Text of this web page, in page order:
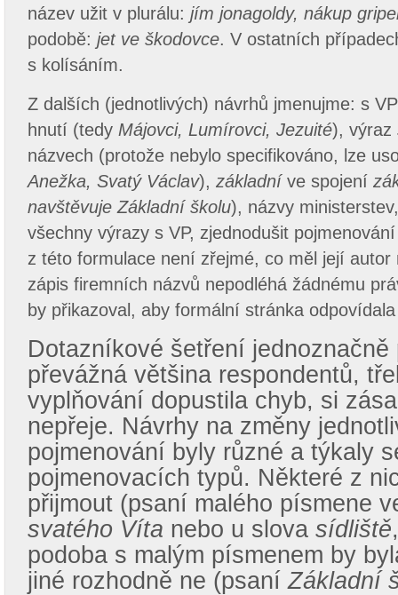
název užit v plurálu: jím jonagoldy, nákup
podobě: jet ve škodovce. V ostatních
s kolísáním.
Z dalších (jednotlivých) návrhů jmenujme: s
hnutí (tedy Májovci, Lumírovci, Jezuité), výraz
názvech (protože nebylo specifikováno, lze
Anežka, Svatý Václav), základní ve spojení
navštěvuje Základní školu), názvy
všechny výrazy s VP, zjednodušit
z této formulace není zřejmé, co měl její autor
zápis firemních názvů nepodléhá žádnému
by přikazoval, aby formální stránka
Dotazníkové šetření jednoznačně
převážná většina respondentů,
vyplňování dopustila chyb, si
nepřeje. Návrhy na změny
pojmenování byly různé a týkaly
pojmenovacích typů. Některé z
přijmout (psaní malého písmene
svatého Víta nebo u slova sídliště
podoba s malým písmenem by
jiné rozhodně ne (psaníZákladní